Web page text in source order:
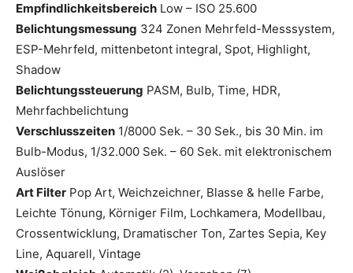
Empfindlichkeitsbereich Low – ISO 25.600
Belichtungsmessung 324 Zonen Mehrfeld-Messsystem,
ESP-Mehrfeld, mittenbetont integral, Spot, Highlight,
Shadow
Belichtungssteuerung PASM, Bulb, Time, HDR,
Mehrfachbelichtung
Verschlusszeiten 1/8000 Sek. – 30 Sek., bis 30 Min. im
Bulb-Modus, 1/32.000 Sek. – 60 Sek. mit elektronischem
Auslöser
Art Filter Pop Art, Weichzeichner, Blasse & helle Farbe,
Leichte Tönung, Körniger Film, Lochkamera, Modellbau,
Crossentwicklung, Dramatischer Ton, Zartes Sepia, Key
Line, Aquarell, Vintage